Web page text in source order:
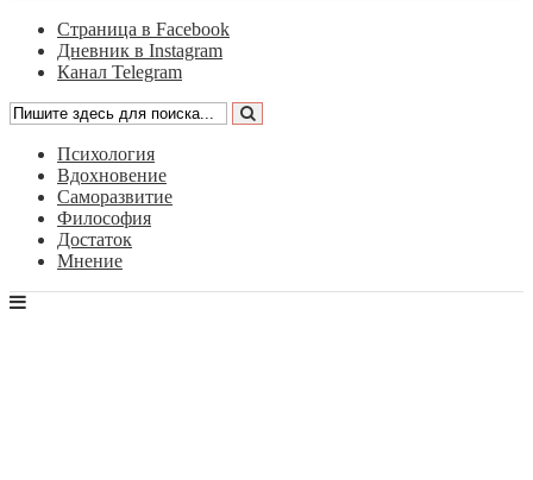
Страница в Facebook
Дневник в Instagram
Канал Telegram
Психология
Вдохновение
Саморазвитие
Философия
Достаток
Мнение